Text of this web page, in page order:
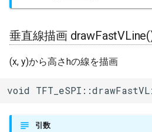
垂直線描画
(x, y)から高さhの線を描画
void
引数